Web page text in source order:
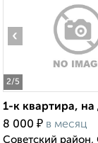
2/5
‹
1-к квартира,
8 000 ₽ в месяц
Советский район,